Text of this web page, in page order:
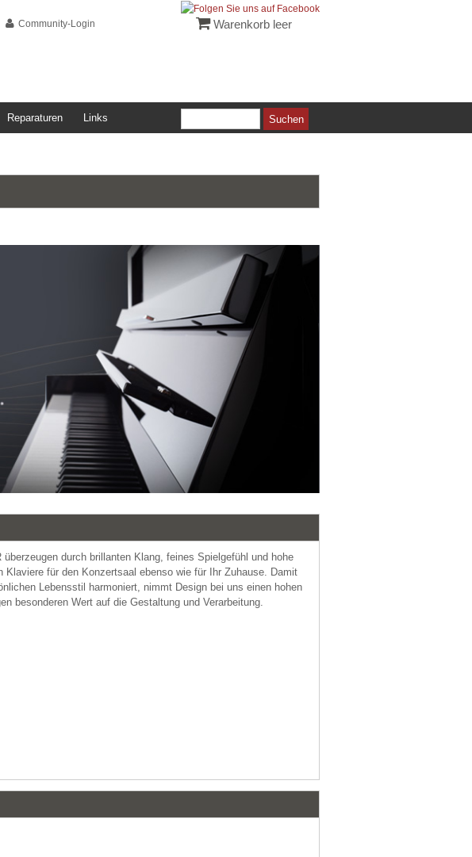
Community-Login Warenkorb leer
Reparaturen Links Suchen
überzeugen durch brillanten Klang, feines Spielgefühl und hohe
Klaviere für den Konzertsaal ebenso wie für Ihr Zuhause. Damit
Lebensstil harmoniert, nimmt Design bei uns einen hohen
besonderen Wert auf die Gestaltung und Verarbeitung.